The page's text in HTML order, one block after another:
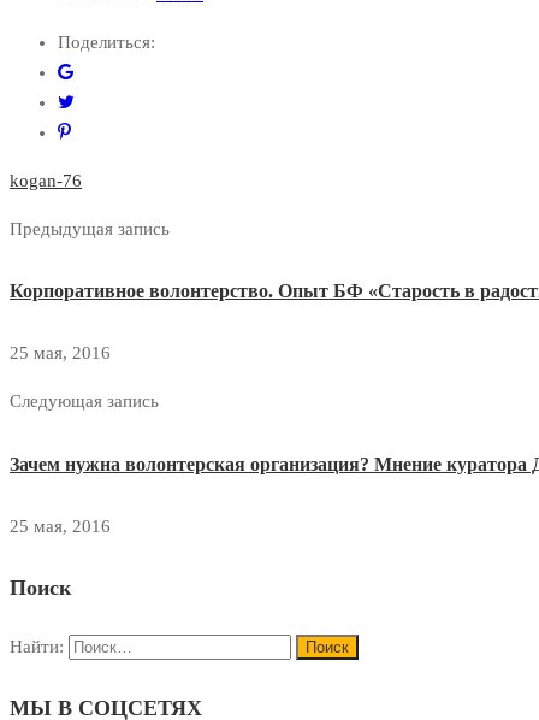
Поделиться:
kogan-76
Предыдущая запись
Корпоративное волонтерство. Опыт БФ «Старость в
25 мая, 2016
Следующая запись
Зачем нужна волонтерская организация? Мнение куратора
25 мая, 2016
Поиск
Найти:
МЫ В СОЦСЕТЯХ